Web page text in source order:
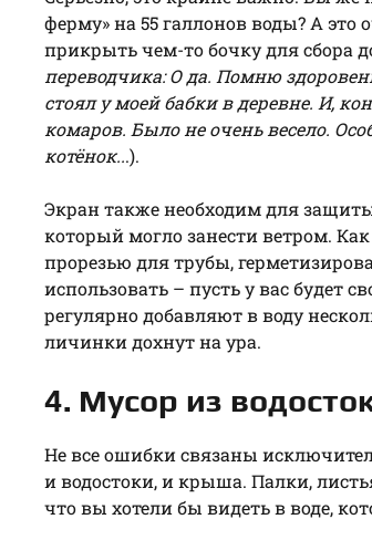
ферму» на 55 галлонов воды? А это
прикрыть чем-то бочку для сбора
переводчика: О да. Помню
стоял у моей бабки в деревне. И,
комаров. Было не очень весело.
котёнок...).
Экран также необходим для
который могло занести ветром.
прорезью для трубы,
использовать – пусть у вас будет
регулярно добавляют в воду
личинки дохнут на ура.
4. Мусор из
Не все ошибки связаны
и водостоки, и крыша. Палки,
что вы хотели бы видеть в воде,